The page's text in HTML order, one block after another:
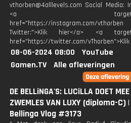
vthorben@4alllevels.com Social Media:
<a
href="https://instagram.com/vthorben
Twitter:">Klik hier</a> <a
href="https://twitter.com/
08-06-2024 08:00
YouTube
Gamen.TV
Alle afleveringen
DE BELLiNGA'S: LUCiLLA DOET
ZWEMLES VAN LUXY (diploma-C) |
Bellinga Vlog #3173